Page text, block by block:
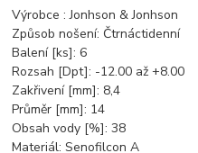
Výrobce : Jonhson & Jonhson
Způsob nošení: Čtrnáctidenní
Balení [ks]: 6
Rozsah [Dpt]: -12.00 až +8.00
Zakřivení [mm]: 8,4
Průměr [mm]: 14
Obsah vody [%]: 38
Materiál: Senofilcon A